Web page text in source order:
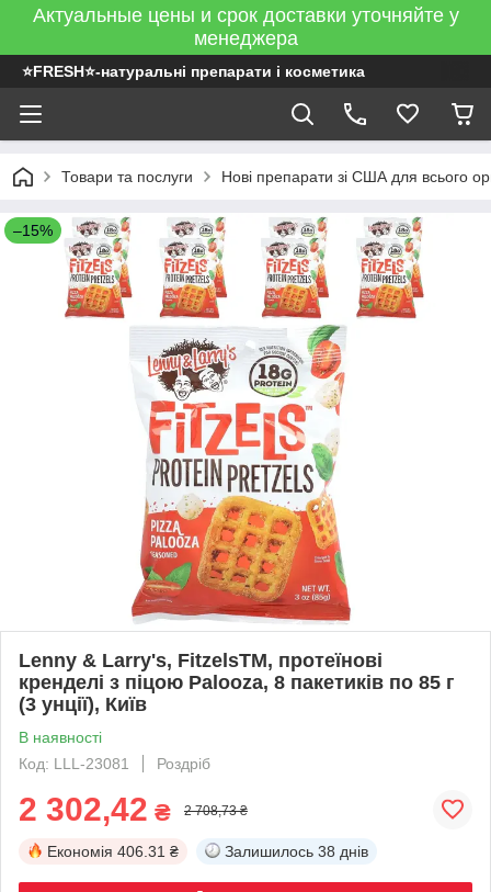
Актуальные цены и срок доставки уточняйте у
менеджера
⭐FRESH⭐-натуральні препарати і косметика
Товари та послуги Нові препарати зі США для всього
–15%
Lenny & Larry's, FitzelsTM, протеїнові
кренделі з піцою Palooza, 8 пакетиків по 85 г
(3 унції), Київ
В наявності
Код: LLL-23081
Роздріб
2 302,42 ₴ 2 708,73 ₴
Економія 406.31 ₴ Залишилось 38 днів